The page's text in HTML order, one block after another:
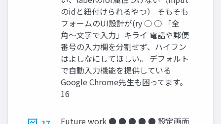
のidと紐付けられるやつ） そもそも
フォームのUI設計が(ry ○ ○ 「全
角〜文字で入力」キライ 電話や郵便
番号の入力欄を分割せず、ハイフン
はよしなにしてほしい。 デフォルト
で自動入力機能を提供している
Google Chrome先生も困ってます。
16
Future work ● ● ● ● ● 設定画面